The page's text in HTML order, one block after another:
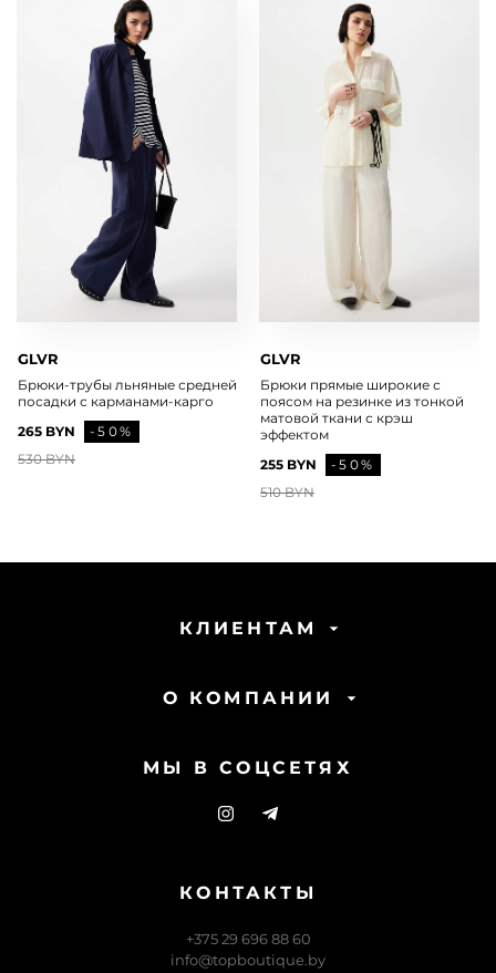
GLVR
Брюки-трубы льняные средней
посадки с карманами-карго
265 BYN
-50%
530 BYN
GLVR
Брюки прямые широкие с
поясом на резинке из тонкой
матовой ткани с крэш
эффектом
255 BYN
-50%
510 BYN
КЛИЕНТАМ
О КОМПАНИИ
МЫ В СОЦСЕТЯХ
КОНТАКТЫ
+375 29 696 88 60
info@topboutique.by